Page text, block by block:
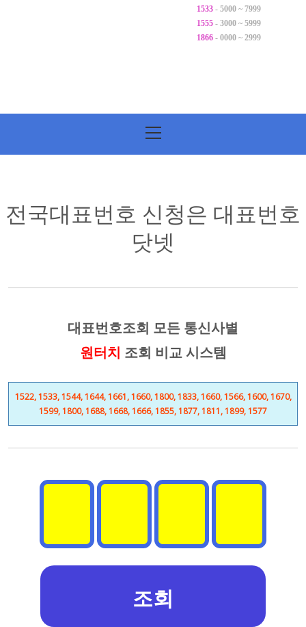
1533- 5000 ~ 7999
1555- 3000 ~ 5999
1866- 0000 ~ 2999
본
메
전국대표번호 신청은 대표번호
닷넷
대표번호조회 모든 통신사별
원터치 조회 비교 시스템
1522, 1533, 1544, 1644, 1661, 1660, 1800, 1833, 1660, 1566, 1600, 1670,
1599, 1800, 1688, 1668, 1666, 1855, 1877, 1811, 1899, 1577